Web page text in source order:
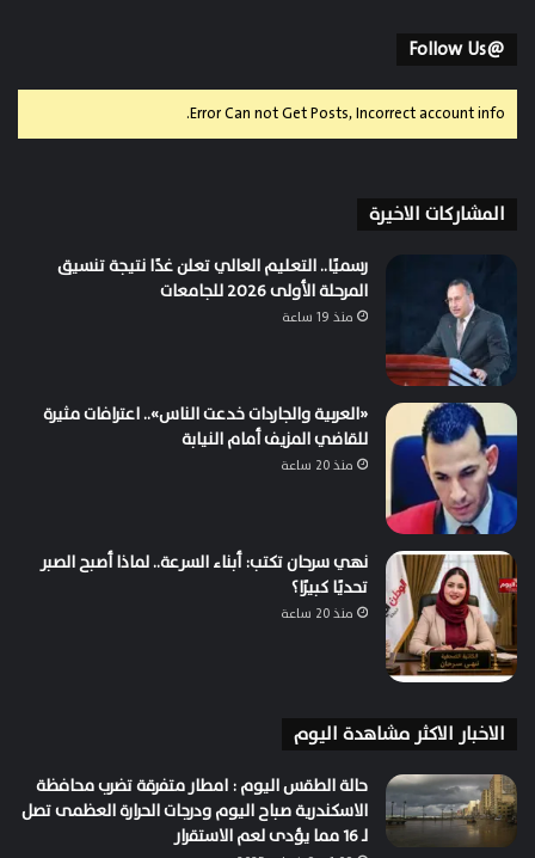
@Follow Us
Error Can not Get Posts, Incorrect account info.
المشاركات الاخيرة
رسميًا.. التعليم العالي تعلن غدًا نتيجة تنسيق
المرحلة الأولى 2026 للجامعات
منذ 19 ساعة
«العربية والجاردات خدعت الناس».. اعترافات مثيرة
للقاضي المزيف أمام النيابة
منذ 20 ساعة
نهي سرحان تكتب: أبناء السرعة.. لماذا أصبح الصبر
تحديًا كبيرًا؟
منذ 20 ساعة
الاخبار الاكثر مشاهدة اليوم
حالة الطقس اليوم : امطار متفرقة تضرب محافظة
الاسكندرية صباح اليوم ودرجات الحرارة العظمى تصل
لـ 16 مما يؤدى لعم الاستقرار